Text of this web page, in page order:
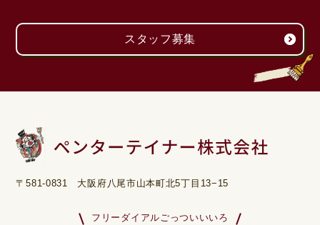
スタッフ募集
〒581-0831 大阪府八尾市山本町北5丁目13−15
フリーダイアルごっついいいろ